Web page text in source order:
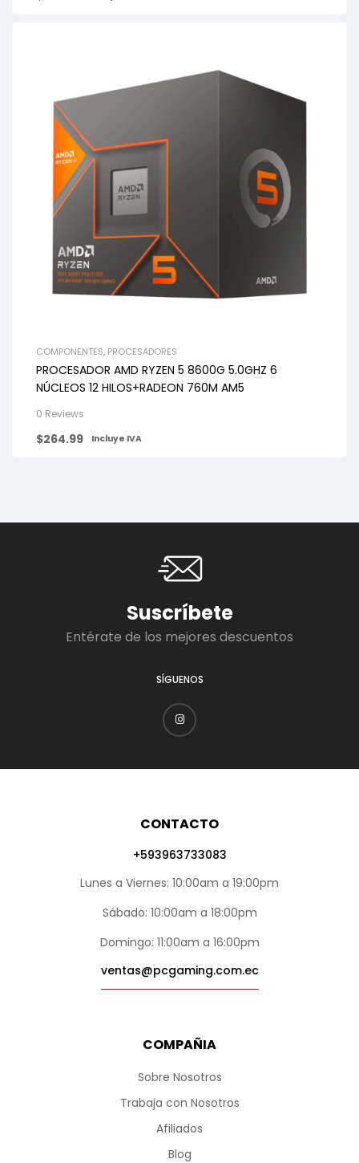
COMPONENTES, PROCESADORES
PROCESADOR AMD RYZEN 5 8600G 5.0GHZ 6
NÚCLEOS 12 HILOS+RADEON 760M AM5
0 Reviews
$264.99 Incluye IVA
Suscríbete
Entérate de los mejores descuentos
SÍGUENOS
COMPAÑIA
Sobre Nosotros
Trabaja con Nosotros
Afiliados
Blog
CONTACTO
+593963733083
Lunes a Viernes: 10:00am a 19:00pm
Sábado: 10:00am a 18:00pm
Domingo: 11:00am a 16:00pm
ventas@pcgaming.com.ec